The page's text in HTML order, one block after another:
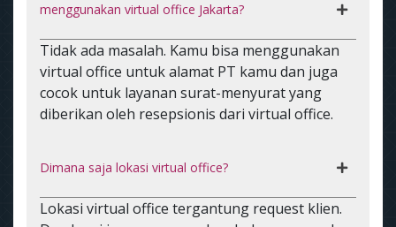
menggunakan virtual office Jakarta?
Tidak ada masalah. Kamu bisa menggunakan
virtual office untuk alamat PT kamu dan juga
cocok untuk layanan surat-menyurat yang
diberikan oleh resepsionis dari virtual office.
Dimana saja lokasi virtual office?
Lokasi virtual office tergantung request klien.